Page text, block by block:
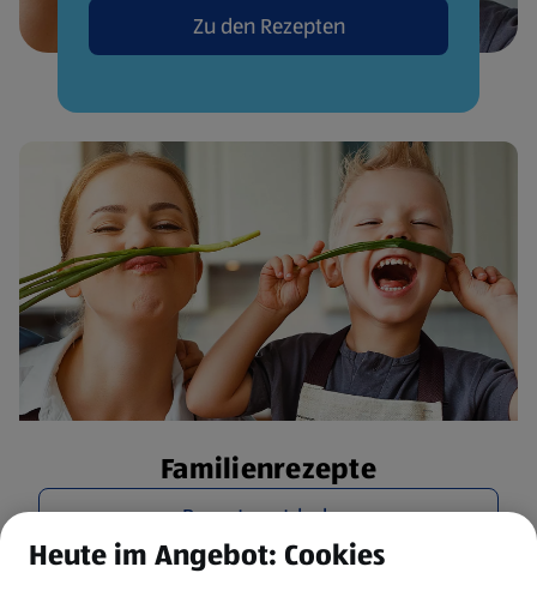
Zu den Rezepten
Familienrezepte
Rezepte entdecken
Heute im Angebot: Cookies